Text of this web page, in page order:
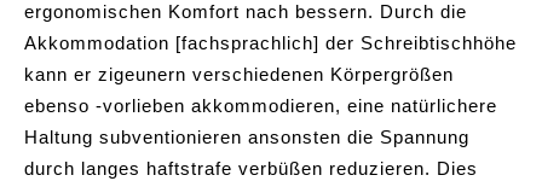
ergonomischen Komfort nach bessern. Durch die
Akkommodation [fachsprachlich] der Schreibtischhöhe
kann er zigeunern verschiedenen Körpergrößen
ebenso -vorlieben akkommodieren, eine natürlichere
Haltung subventionieren ansonsten die Spannung
durch langes haftstrafe verbüßen reduzieren. Dies